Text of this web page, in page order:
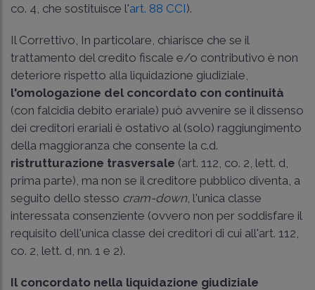
co. 4, che sostituisce l'art. 88 CCI).
Il Correttivo, In particolare, chiarisce che se il
trattamento del credito fiscale e/o contributivo è non
deteriore rispetto alla liquidazione giudiziale,
l'omologazione del concordato con continuità
(con falcidia debito erariale) può avvenire se il dissenso
dei creditori erariali è ostativo al (solo) raggiungimento
della maggioranza che consente la c.d.
ristrutturazione trasversale (art. 112, co. 2, lett. d,
prima parte), ma non se il creditore pubblico diventa, a
seguito dello stesso cram-down , l'unica classe
interessata consenziente (ovvero non per soddisfare il
requisito dell'unica classe dei creditori di cui all'art. 112,
co. 2, lett. d, nn. 1 e 2).
Il concordato nella liquidazione giudiziale